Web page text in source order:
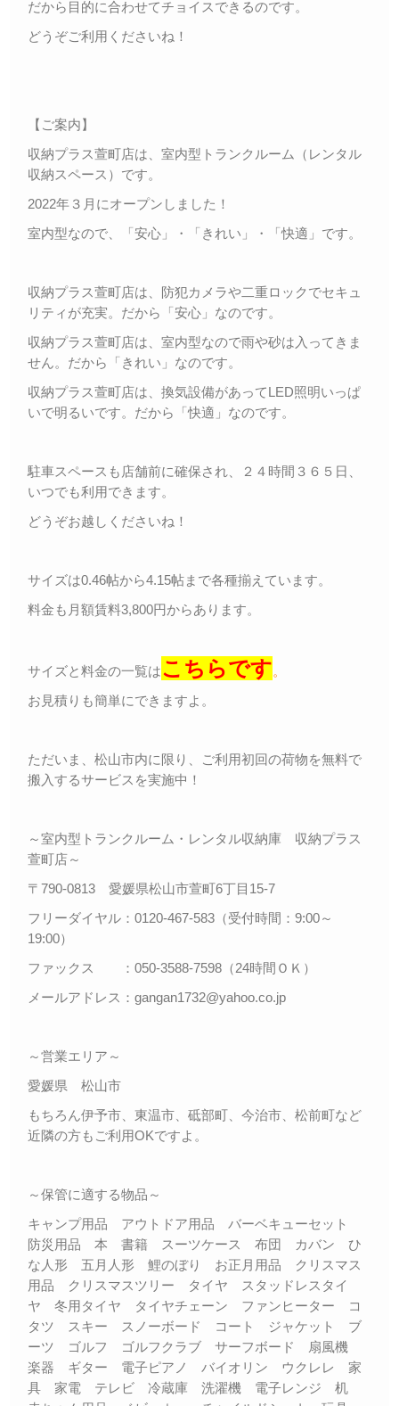
だから目的に合わせてチョイスできるのです。
どうぞご利用くださいね！
【ご案内】
収納プラス萱町店は、室内型トランクルーム（レンタル
収納スペース）です。
2022年３月にオープンしました！
室内型なので、「安心」・「きれい」・「快適」です。
収納プラス萱町店は、防犯カメラや二重ロックでセキュ
リティが充実。だから「安心」なのです。
収納プラス萱町店は、室内型なので雨や砂は入ってきま
せん。だから「きれい」なのです。
収納プラス萱町店は、換気設備があってLED照明いっぱ
いで明るいです。だから「快適」なのです。
駐車スペースも店舗前に確保され、２４時間３６５日、
いつでも利用できます。
どうぞお越しくださいね！
サイズは0.46帖から4.15帖まで各種揃えています。
料金も月額賃料3,800円からあります。
サイズと料金の一覧はこちらです。
お見積りも簡単にできますよ。
ただいま、松山市内に限り、ご利用初回の荷物を無料で
搬入するサービスを実施中！
～室内型トランクルーム・レンタル収納庫 収納プラス
萱町店～
〒790-0813 愛媛県松山市萱町6丁目15-7
フリーダイヤル：0120-467-583（受付時間：9:00～
19:00）
ファックス ：050-3588-7598（24時間ＯＫ）
メールアドレス：gangan1732@yahoo.co.jp
～営業エリア～
愛媛県 松山市
もちろん伊予市、東温市、砥部町、今治市、松前町など
近隣の方もご利用OKですよ。
～保管に適する物品～
キャンプ用品 アウトドア用品 バーベキューセット
防災用品 本 書籍 スーツケース 布団 カバン ひ
な人形 五月人形 鯉のぼり お正月用品 クリスマス
用品 クリスマスツリー タイヤ スタッドレスタイ
ヤ 冬用タイヤ タイヤチェーン ファンヒーター コ
タツ スキー スノーボード コート ジャケット ブ
ーツ ゴルフ ゴルフクラブ サーフボード 扇風機
楽器 ギター 電子ピアノ バイオリン ウクレレ 家
具 家電 テレビ 冷蔵庫 洗濯機 電子レンジ 机